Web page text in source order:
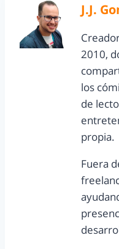
J.J.
2010,
los
de
propia.
Fuera